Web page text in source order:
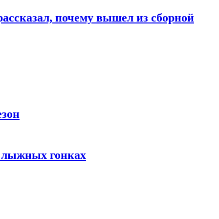
почему вышел из сборной
лыжных гонках